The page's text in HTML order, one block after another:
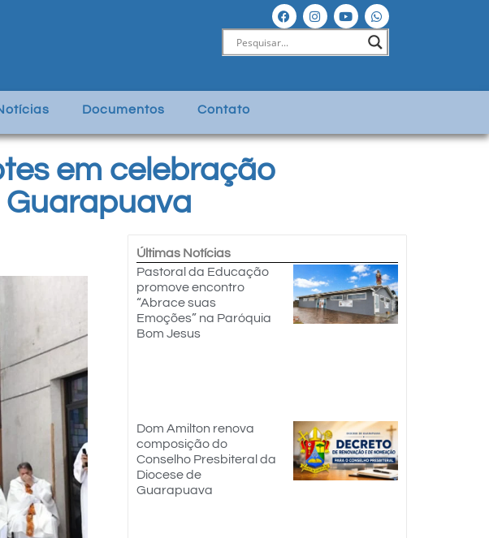
Documentos Contato
em celebração
Últimas Notícias
Pastoral da Educação
promove encontro
“Abrace suas
Emoções” na Paróquia
Bom Jesus
Dom Amilton renova
composição do
Conselho Presbiteral da
Diocese de
Guarapuava